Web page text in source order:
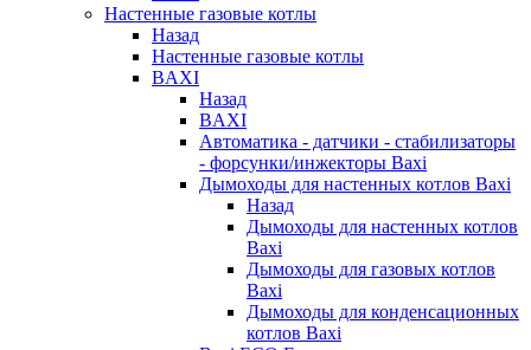
Настенные газовые котлы
Назад
Настенные газовые котлы
BAXI
Назад
BAXI
Автоматика - датчики - стабилизаторы
- форсунки/инжекторы Baxi
Дымоходы для настенных котлов Baxi
Назад
Дымоходы для настенных котлов
Baxi
Дымоходы для газовых котлов
Baxi
Дымоходы для конденсационных
котлов Baxi